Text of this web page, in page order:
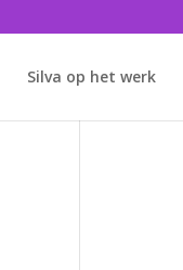
Silva op het werk